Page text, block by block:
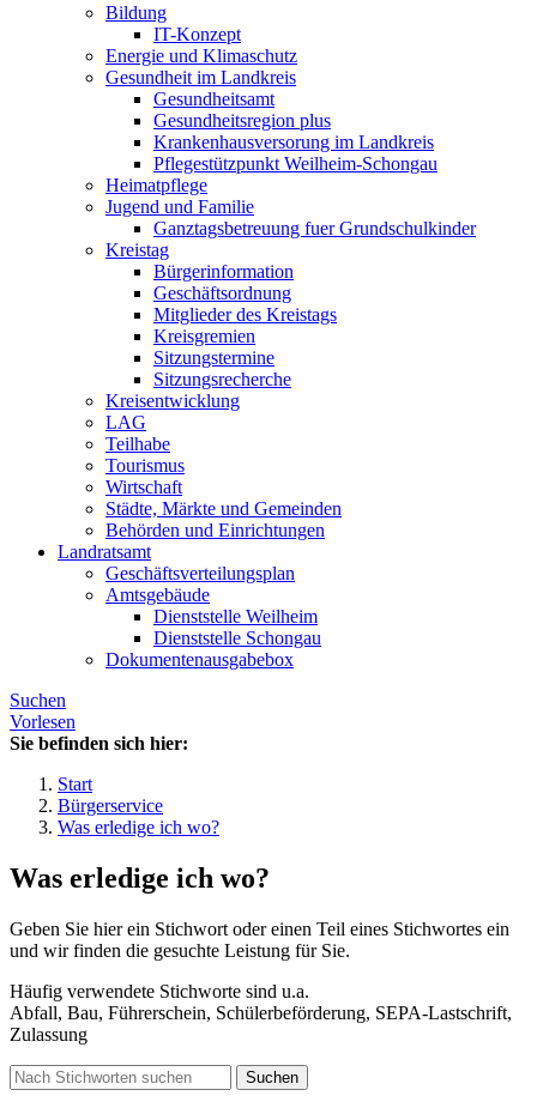
Bildung
IT-Konzept
Energie und Klimaschutz
Gesundheit im Landkreis
Gesundheitsamt
Gesundheitsregion plus
Krankenhausversorung im Landkreis
Pflegestützpunkt Weilheim-Schongau
Heimatpflege
Jugend und Familie
Ganztagsbetreuung fuer Grundschulkinder
Kreistag
Bürgerinformation
Geschäftsordnung
Mitglieder des Kreistags
Kreisgremien
Sitzungstermine
Sitzungsrecherche
Kreisentwicklung
LAG
Teilhabe
Tourismus
Wirtschaft
Städte, Märkte und Gemeinden
Behörden und Einrichtungen
Landratsamt
Geschäftsverteilungsplan
Amtsgebäude
Dienststelle Weilheim
Dienststelle Schongau
Dokumentenausgabebox
Suchen
Vorlesen
Sie befinden sich hier:
Start
Bürgerservice
Was erledige ich wo?
Was erledige ich wo?
Geben Sie hier ein Stichwort oder einen Teil eines Stichwortes ein
und wir finden die gesuchte Leistung für Sie.
Häufig verwendete Stichworte sind u.a.
Abfall, Bau, Führerschein, Schülerbeförderung, SEPA-Lastschrift,
Zulassung
Suchen